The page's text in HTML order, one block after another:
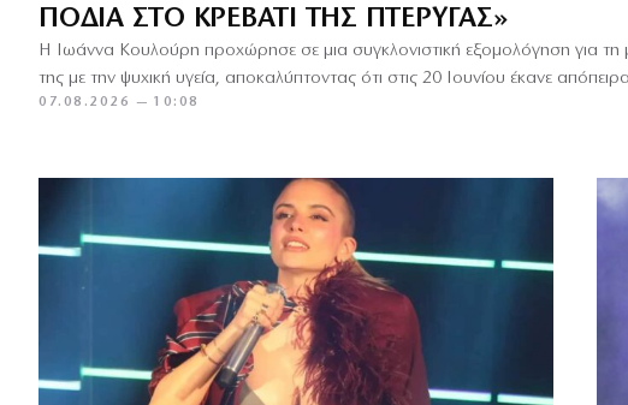
ΠΌΔΙΑ ΣΤΟ ΚΡΕΒΆΤΙ ΤΗΣ ΠΤΈΡΥΓΑΣ»
Η Ιωάννα Κουλούρη προχώρησε σε μια συγκλονιστική εξομολόγηση για τη
της με την ψυχική υγεία, αποκαλύπτοντας ότι στις 20 Ιουνίου έκανε
07.08.2026 — 10:08